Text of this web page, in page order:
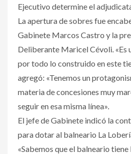
Ejecutivo determine el
La apertura de sobres fue
Gabinete Marcos Castro y la
Deliberante Maricel Cévoli. «Es
por todo lo construido en este
agregó: «Tenemos un
materia de concesiones muy
seguir en esa misma línea».
El jefe de Gabinete indicó la
para dotar al balneario La
«Sabemos que el balneario